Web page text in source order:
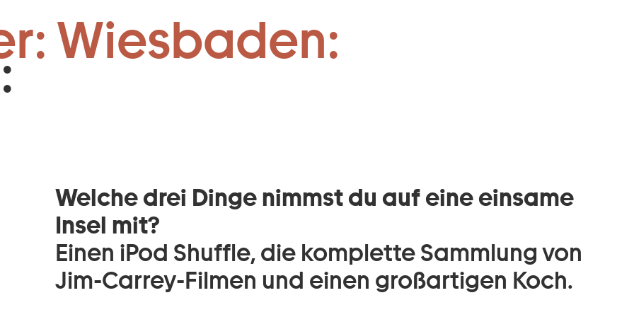
Zum Footer springen
Wiesbaden:
Welche drei Dinge nimmst du auf eine einsame
Insel mit?
Einen iPod Shuffle, die komplette Sammlung von
Jim-Carrey-Filmen und einen großartigen Koch.